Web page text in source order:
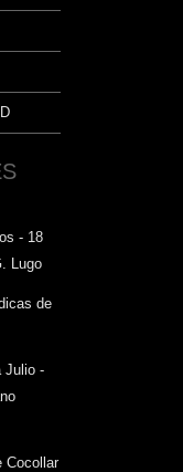
- 18
Lugo
de
Julio -
Cocollar